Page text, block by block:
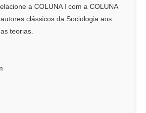
a COLUNA I com a COLUNA
clássicos da Sociologia aos
teorias.